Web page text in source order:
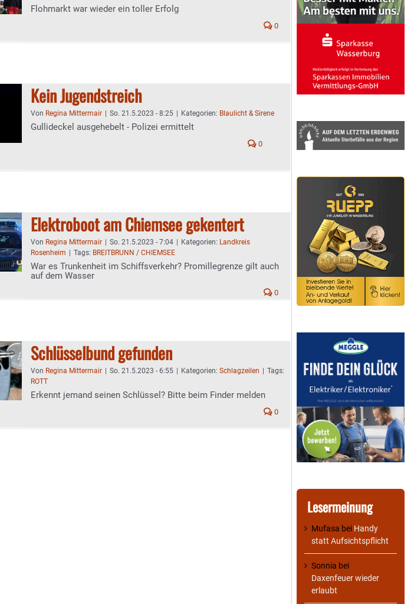
Flohmarkt war wieder ein toller Erfolg
0
Kein Jugendstreich
Von Regina Mittermair So. 21.5.2023 - 8:25 Kategorien: Blaulicht & Sirene
Gullideckel ausgehebelt - Polizei ermittelt
0
Elektroboot am Chiemsee gekentert
Von Regina Mittermair So. 21.5.2023 - 7:04 Kategorien: Landkreis
Rosenheim
Tags: BREITBRUNN / CHIEMSEE
War es Trunkenheit im Schiffsverkehr? Promillegrenze gilt auch
auf dem Wasser
0
Schlüsselbund gefunden
Von Regina Mittermair So. 21.5.2023 - 6:55 Kategorien: Schlagzeilen
Tags:
ROTT
Erkennt jemand seinen Schlüssel? Bitte beim Finder melden
0
Lesermeinung
Mufasa bei Handy
statt Aufsichtspflicht
Sonnia bei
Daxenfeuer wieder
erlaubt